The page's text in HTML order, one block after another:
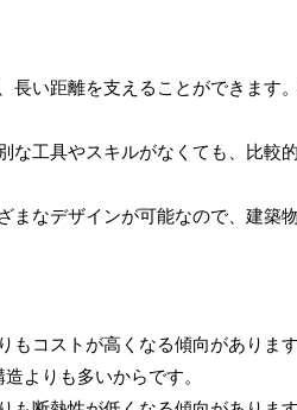
長い距離を支えることができます
な工具やスキルがなくても、比較
なデザインが可能なので、建築
もコストが高くなる傾向がありま
よりも多いからです。